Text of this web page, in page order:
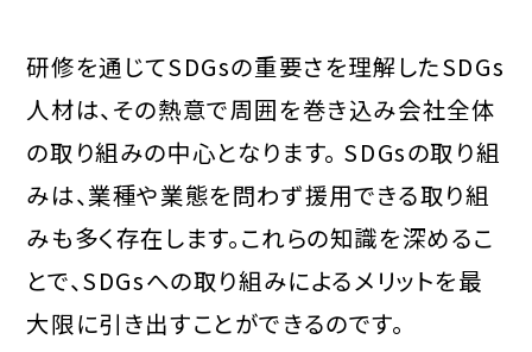
研修を通じてSDGsの重要さを理解したSDGs
人材は、その熱意で周囲を巻き込み会社全体
の取り組みの中心となります。 SDGsの取り組
みは、業種や業態を問わず援用できる取り組
みも多く存在します。これらの知識を深めるこ
とで、SDGsへの取り組みによるメリットを最
大限に引き出すことができるのです。